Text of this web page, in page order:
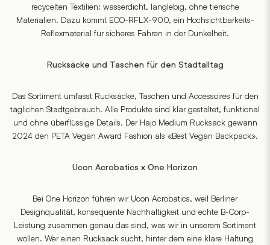
recycelten Textilien: wasserdicht, langlebig, ohne tierische
Materialien. Dazu kommt ECO-RFLX-900, ein Hochsichtbarkeits-
Reflexmaterial für sicheres Fahren in der Dunkelheit.
Rucksäcke und Taschen für den Stadtalltag
Das Sortiment umfasst Rucksäcke, Taschen und Accessoires für den
täglichen Stadtgebrauch. Alle Produkte sind klar gestaltet, funktional
und ohne überflüssige Details. Der Hajo Medium Rucksack gewann
2024 den PETA Vegan Award Fashion als «Best Vegan Backpack».
Ucon Acrobatics x One Horizon
Bei One Horizon führen wir Ucon Acrobatics, weil Berliner
Designqualität, konsequente Nachhaltigkeit und echte B-Corp-
Leistung zusammen genau das sind, was wir in unserem Sortiment
wollen. Wer einen Rucksack sucht, hinter dem eine klare Haltung